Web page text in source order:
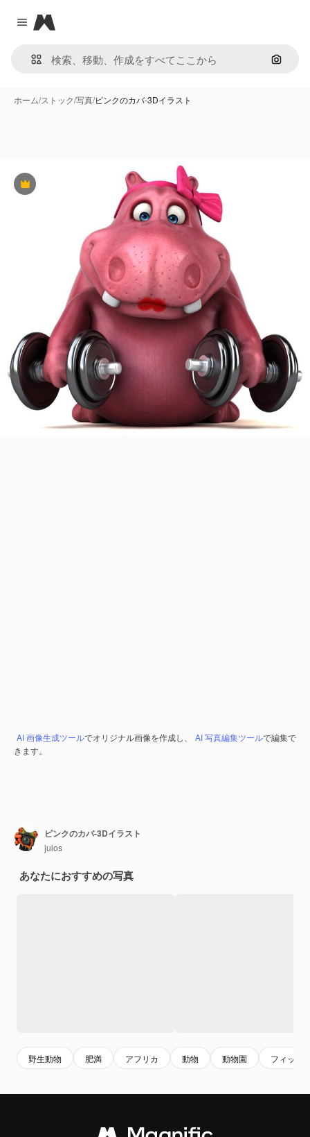
Close menu
Magnific
画像で
ホーム/ストック/写真/ピンクのカバ-3Dイラスト
Premium
AI 画像生成ツールでオリジナル画像を作成し、 AI 写真編集ツールで編集で
きます。
ピンクのカバ-3Dイラスト
julos
あなたにおすすめの写真
野生動物 肥満 アフリカ 動物 動物園 フィット